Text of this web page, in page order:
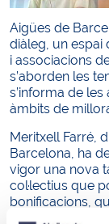
Aigües de
diàleg, un espai
i associacions
s’aborden les
s’informa de
àmbits de
Meritxell Farré,
Barcelona, ha
vigor una nova
col·lectius que
bonificacions,
d’aigua a un